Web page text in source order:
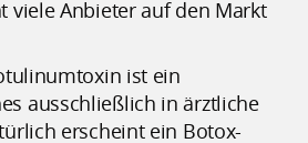
viele Anbieter auf den Markt
ist ein
ausschließlich in ärztliche
erscheint ein Botox-